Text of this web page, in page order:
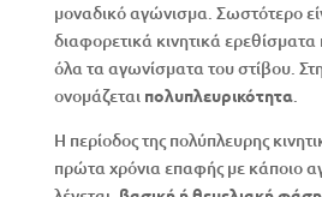
μοναδικό αγώνισμα. Σωστότερο
διαφορετικά κινητικά ερεθίσματα
όλα τα αγωνίσματα του στίβου.
ονομάζεται πολυπλευρικότητα.
Η περίοδος της πολύπλευρης
πρώτα χρόνια επαφής με κάποιο